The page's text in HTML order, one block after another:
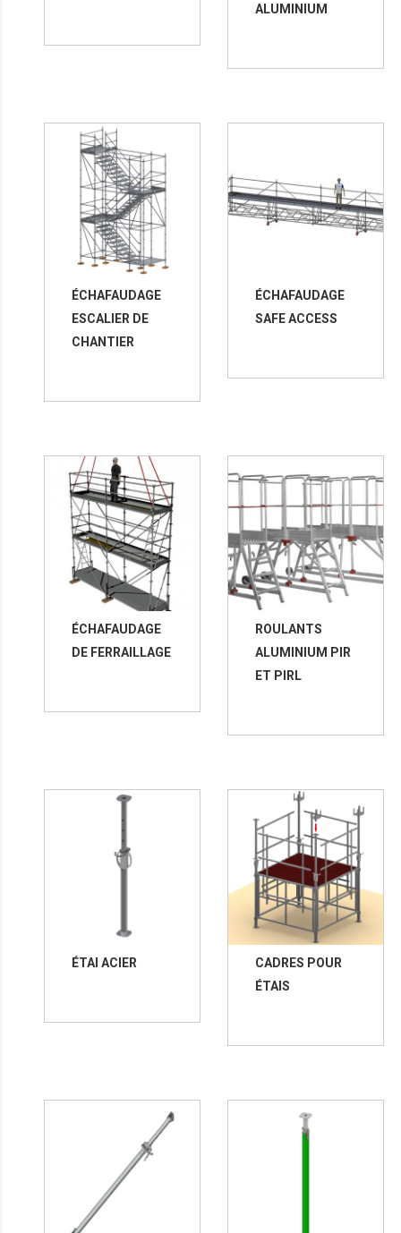
ALUMINIUM
ÉCHAFAUDAGE
ESCALIER DE
CHANTIER
ÉCHAFAUDAGE
SAFE ACCESS
ÉCHAFAUDAGE
DE FERRAILLAGE
ROULANTS
ALUMINIUM PIR
ET PIRL
ÉTAI ACIER
CADRES POUR
ÉTAIS